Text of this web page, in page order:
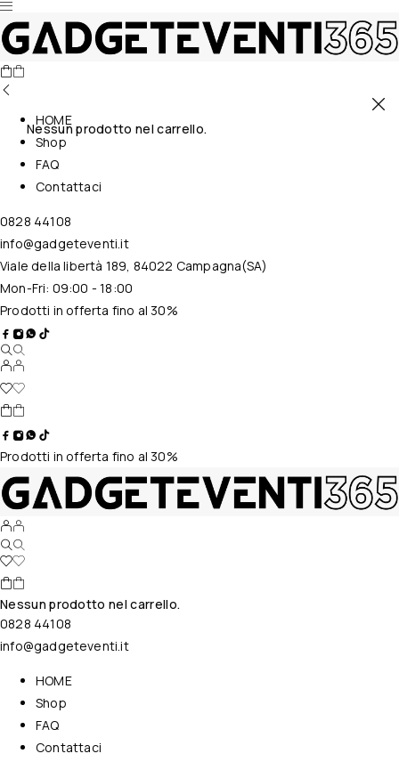
Nessun prodotto nel carrello.
HOME
Shop
FAQ
Contattaci
0828 44108
info@gadgeteventi.it
Viale della libertà 189, 84022 Campagna(SA)
Mon-Fri: 09:00 - 18:00
Prodotti in offerta fino al 30%
Prodotti in offerta fino al 30%
Nessun prodotto nel carrello.
0828 44108
info@gadgeteventi.it
HOME
Shop
FAQ
Contattaci